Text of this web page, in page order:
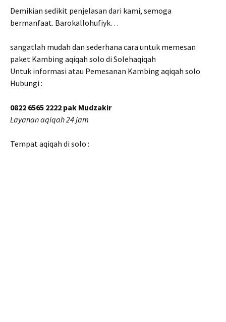
Demikian sedikit penjelasan dari kami, semoga
bermanfaat. Barokallohufiyk…
sangatlah mudah dan sederhana cara untuk memesan
paket Kambing aqiqah solo di Solehaqiqah
Untuk informasi atau Pemesanan Kambing aqiqah solo
Hubungi :
0822 6565 2222 pak Mudzakir
Layanan aqiqah 24 jam
Tempat aqiqah di solo :